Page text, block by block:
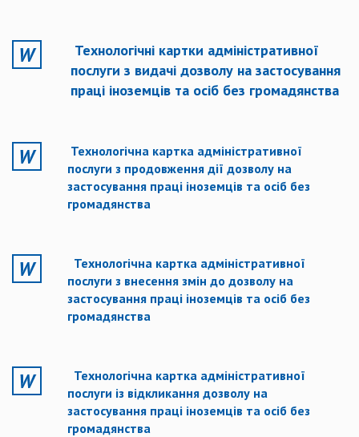
Технологічні картки адміністративної
послуги з видачі дозволу на застосування
праці іноземців та осіб без громадянства
Технологічна картка адміністративної
послуги з продовження дії дозволу на
застосування праці іноземців та осіб без
громадянства
Технологічна картка адміністративної
послуги з внесення змін до дозволу на
застосування праці іноземців та осіб без
громадянства
Технологічна картка адміністративної
послуги із відкликання дозволу на
застосування праці іноземців та осіб без
громадянства